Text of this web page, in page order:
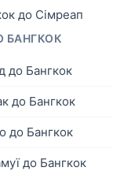
до Сімреап
БАНГКОК
до Бангкок
до Бангкок
до Бангкок
до Бангкок